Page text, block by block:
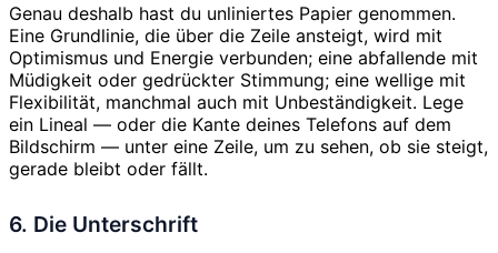
Genau deshalb hast du unliniertes Papier genommen.
Eine Grundlinie, die über die Zeile ansteigt, wird mit
Optimismus und Energie verbunden; eine abfallende mit
Müdigkeit oder gedrückter Stimmung; eine wellige mit
Flexibilität, manchmal auch mit Unbeständigkeit. Lege
ein Lineal — oder die Kante deines Telefons auf dem
Bildschirm — unter eine Zeile, um zu sehen, ob sie steigt,
gerade bleibt oder fällt.
6. Die Unterschrift